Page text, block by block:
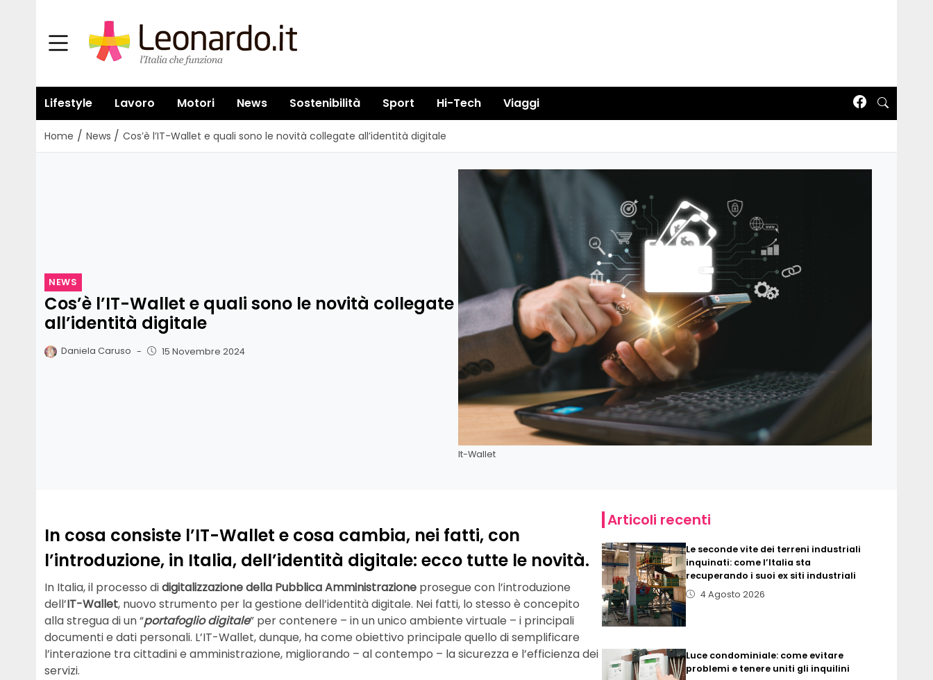
Lifestyle Lavoro Motori News Sostenibilità Sport Hi-Tech Viaggi
Home / News / Cos’è l’IT-Wallet e quali sono le novità collegate all’identità digitale
NEWS
Cos’è l’IT-Wallet e quali sono le novità collegate
all’identità digitale
Daniela Caruso - 15 Novembre 2024
It-Wallet
In cosa consiste l’IT-Wallet e cosa cambia, nei fatti, con
l’introduzione, in Italia, dell’identità digitale: ecco tutte le novità.
In Italia, il processo didigitalizzazione della Pubblica Amministrazione prosegue con l’introduzione
dell’IT-Wallet, nuovo strumento per la gestione dell’identità digitale. Nei fatti, lo stesso è concepito
alla stregua di un “portafoglio digitale” per contenere – in un unico ambiente virtuale – i principali
documenti e dati personali. L’IT-Wallet, dunque, ha come obiettivo principale quello di semplificare
l’interazione tra cittadini e amministrazione, migliorando – al contempo – la sicurezza e l’efficienza dei
servizi.
Articoli recenti
Le seconde vite dei terreni industriali
inquinati: come l’Italia sta
recuperando i suoi ex siti industriali
4 Agosto 2026
Luce condominiale: come evitare
problemi e tenere uniti gli inquilini